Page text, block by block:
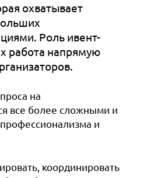
охватывает
Роль ивент-
работа напрямую
на
все более сложными и
и
координировать